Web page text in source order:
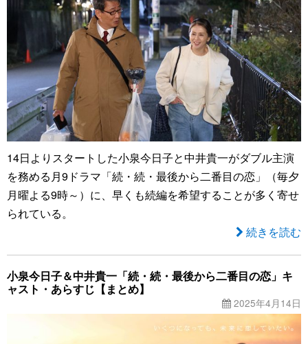
14日よりスタートした小泉今日子と中井貴一がダブル主演
を務める月9ドラマ「続・続・最後から二番目の恋」（毎夕
月曜よる9時～）に、早くも続編を希望することが多く寄せ
られている。
続きを読む
小泉今日子＆中井貴一「続・続・最後から二番目の恋」キ
ャスト・あらすじ【まとめ】
2025年4月14日